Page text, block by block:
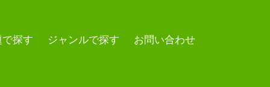
探す ジャンルで探す お問い合わせ